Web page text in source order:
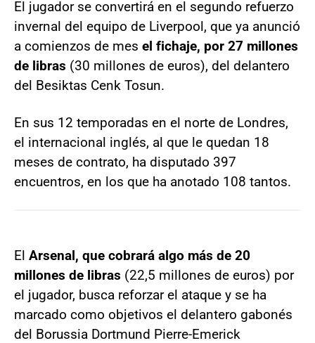
El jugador se convertirá en el segundo refuerzo
invernal del equipo de Liverpool, que ya anunció
a comienzos de mes el fichaje, por 27 millones
de libras (30 millones de euros), del delantero
del Besiktas Cenk Tosun.
En sus 12 temporadas en el norte de Londres,
el internacional inglés, al que le quedan 18
meses de contrato, ha disputado 397
encuentros, en los que ha anotado 108 tantos.
El Arsenal, que cobrará algo más de 20
millones de libras (22,5 millones de euros) por
el jugador, busca reforzar el ataque y se ha
marcado como objetivos el delantero gabonés
del Borussia Dortmund Pierre-Emerick